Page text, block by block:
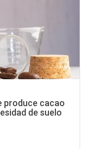
produce cacao
de suelo